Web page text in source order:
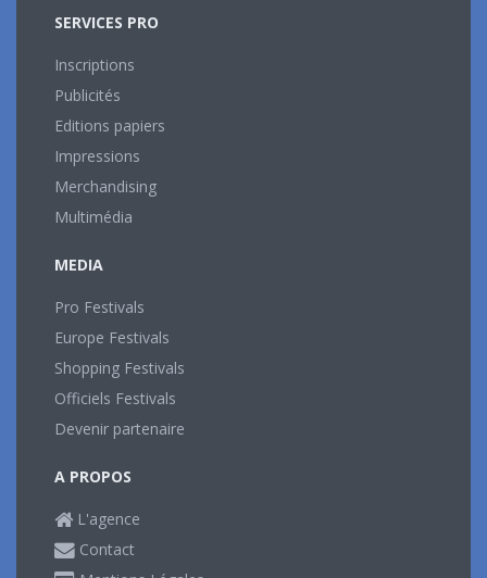
SERVICES PRO
Inscriptions
Publicités
Editions papiers
Impressions
Merchandising
Multimédia
MEDIA
Pro Festivals
Europe Festivals
Shopping Festivals
Officiels Festivals
Devenir partenaire
A PROPOS
L'agence
Contact